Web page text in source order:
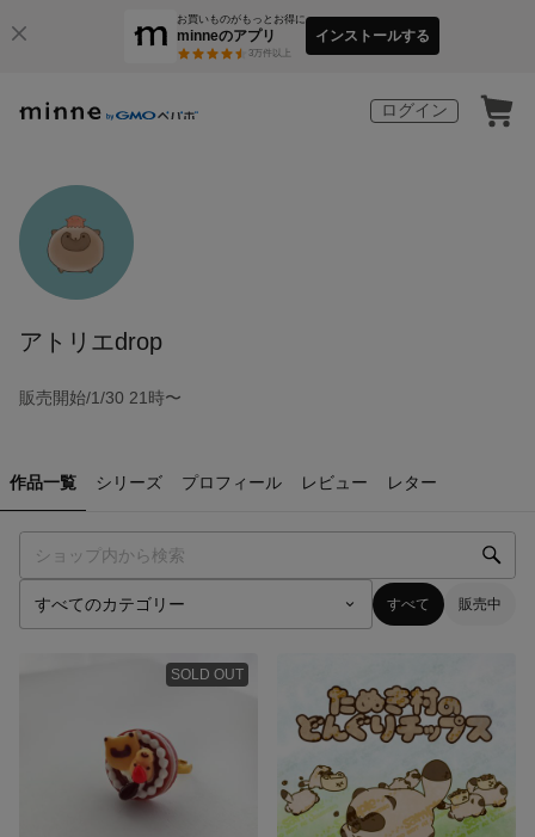
お買いものがもっとお得に
minneのアプリ
3万件以上
インストールする
ログイン
アトリエdrop
販売開始/1/30 21時〜
作品一覧 シリーズ プロフィール レビュー レター
すべて 販売中
SOLD OUT